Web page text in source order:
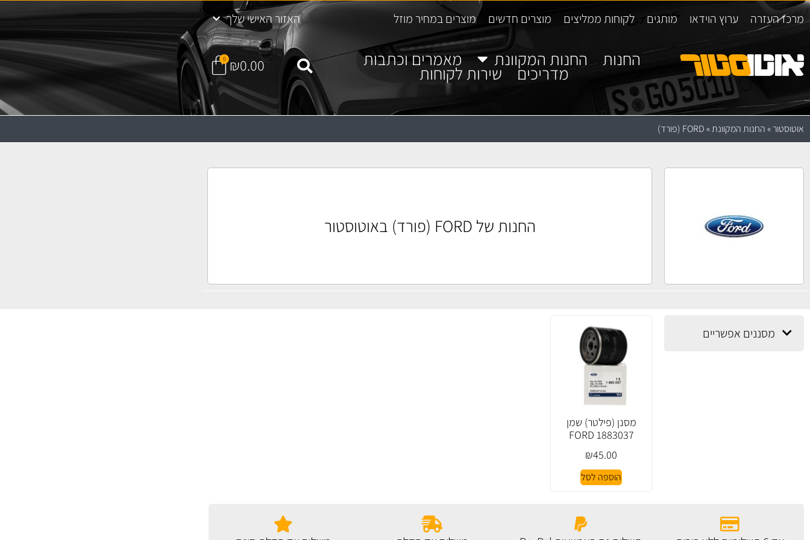
מרכז העזרה ערוץ הוידאו מותגים לקוחות ממליצים מוצרים חדשים מוצרים במחיר מוזל האזור האישי שלך
החנות החנות המקוונת מאמרים וכתבות
מדריכים שירות לקוחות ₪0.00
0
אוטוסטור»החנות המקוונת»FORD (פורד)
החנות של FORD (פורד) באוטוסטור
מסננים אפשריים
מסנן (פילטר) שמן
FORD 1883037
₪45.00
הוספה לסל